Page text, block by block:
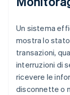
Un sistema
mostra lo
transazioni,
interruzioni di
ricevere le
disconnette o